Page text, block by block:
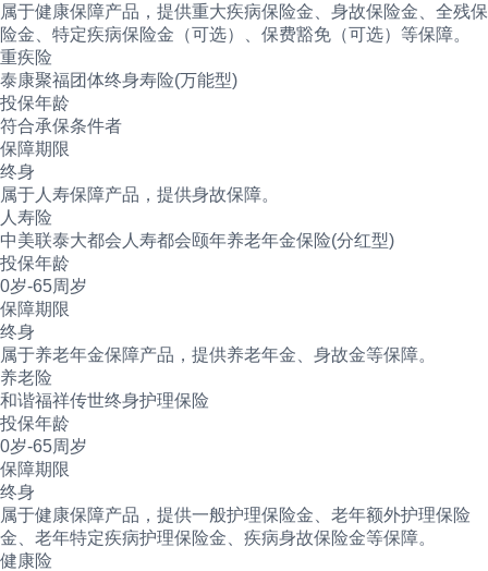
属于健康保障产品，提供重大疾病保险金、身故保险金、全残保
险金、特定疾病保险金（可选）、保费豁免（可选）等保障。
重疾险
泰康聚福团体终身寿险(万能型)
投保年龄
符合承保条件者
保障期限
终身
属于人寿保障产品，提供身故保障。
人寿险
中美联泰大都会人寿都会颐年养老年金保险(分红型)
投保年龄
0岁-65周岁
保障期限
终身
属于养老年金保障产品，提供养老年金、身故金等保障。
养老险
和谐福祥传世终身护理保险
投保年龄
0岁-65周岁
保障期限
终身
属于健康保障产品，提供一般护理保险金、老年额外护理保险
金、老年特定疾病护理保险金、疾病身故保险金等保障。
健康险